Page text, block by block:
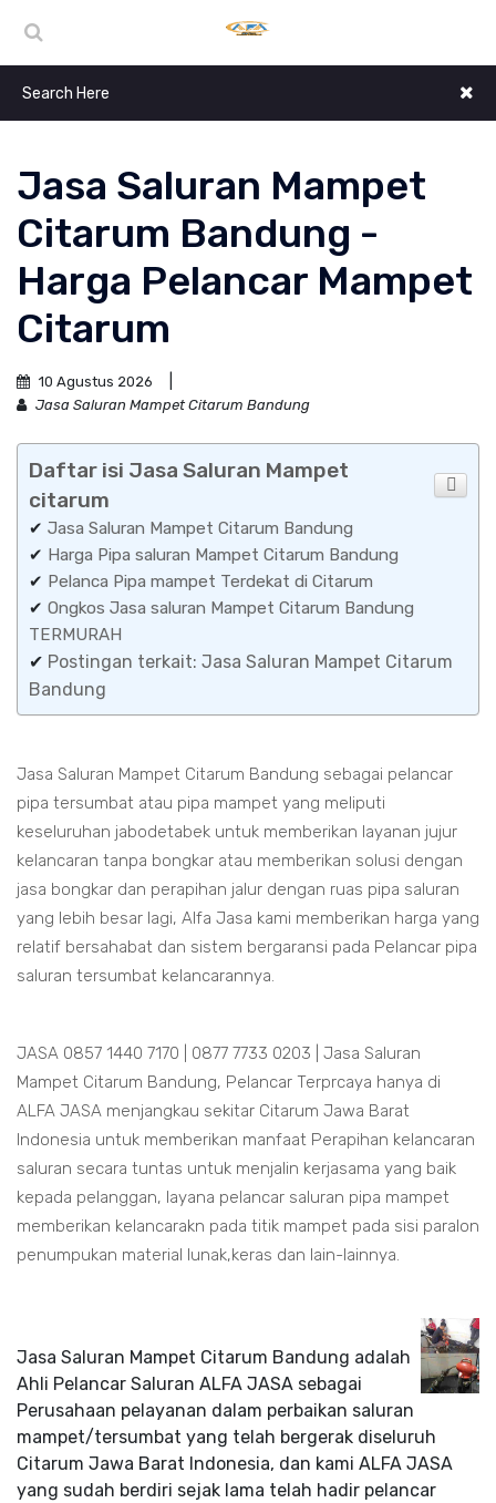
Jasa Saluran Mampet
Citarum Bandung -
Harga Pelancar Mampet
Citarum
10 Agustus 2026
Jasa Saluran Mampet Citarum Bandung
Daftar isi Jasa Saluran Mampet
citarum
✔ Jasa Saluran Mampet Citarum Bandung
✔ Harga Pipa saluran Mampet Citarum Bandung
✔ Pelanca Pipa mampet Terdekat di Citarum
✔ Ongkos Jasa saluran Mampet Citarum Bandung
TERMURAH
✔ Postingan terkait: Jasa Saluran Mampet Citarum
Bandung
Jasa Saluran Mampet Citarum Bandung sebagai pelancar
pipa tersumbat atau pipa mampet yang meliputi
keseluruhan jabodetabek untuk memberikan layanan jujur
kelancaran tanpa bongkar atau memberikan solusi dengan
jasa bongkar dan perapihan jalur dengan ruas pipa saluran
yang lebih besar lagi, Alfa Jasa kami memberikan harga yang
relatif bersahabat dan sistem bergaransi pada Pelancar pipa
saluran tersumbat kelancarannya.
JASA 0857 1440 7170 | 0877 7733 0203 | Jasa Saluran
Mampet Citarum Bandung, Pelancar Terprcaya hanya di
ALFA JASA menjangkau sekitar Citarum Jawa Barat
Indonesia untuk memberikan manfaat Perapihan kelancaran
saluran secara tuntas untuk menjalin kerjasama yang baik
kepada pelanggan, layana pelancar saluran pipa mampet
memberikan kelancarakn pada titik mampet pada sisi paralon
penumpukan material lunak,keras dan lain-lainnya.
Jasa Saluran Mampet Citarum Bandung adalah
Ahli Pelancar Saluran ALFA JASA sebagai
Perusahaan pelayanan dalam perbaikan saluran
mampet/tersumbat yang telah bergerak diseluruh
Citarum Jawa Barat Indonesia, dan kami ALFA JASA
yang sudah berdiri sejak lama telah hadir pelancar